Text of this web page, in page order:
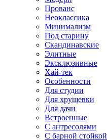
Прованс
Неоклассика
Минимализм
Под старину
Скандинавские
Элитные
Эксклюзивные
Хай-тек
Особенности
Для студии
Для хрущевки
Для дачи
Встроенные
С антресолями
С барной стойкой